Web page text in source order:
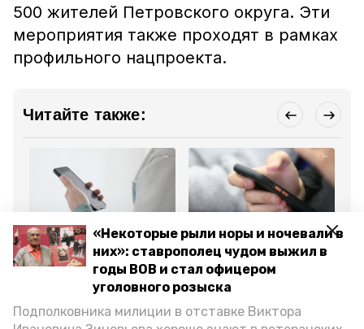
«Некоторые рыли норы и ночевали в
них»: ставрополец чудом выжил в
годы ВОВ и стал офицером
уголовного розыска
Подполковника милиции в отставке Виктора
500 жителей Петровского округа. Эти
мероприятия также проходят в рамках
профильного нацпроекта.
Читайте также:
Общество
26 декабря 2023, 16:24
Ещё 20 поселений
обеспечили связью на
Ставрополье
Общество
17 июня 2024, 11:49
Школьники
Ставрополья узнают о
правилах безопасных